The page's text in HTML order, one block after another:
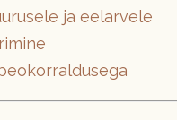
ja eelarvele